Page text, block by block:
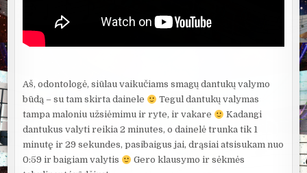
Aš, odontologė, siūlau vaikučiams smagų dantukų valymo
būdą – su tam skirta dainele
Tegul dantukų valymas
tampa maloniu užsiėmimu ir ryte, ir vakare
Kadangi
dantukus valyti reikia 2 minutes, o dainelė trunka tik 1
minutę ir 29 sekundes, pasibaigus jai, drąsiai atsisukam nuo
0:59 ir baigiam valytis
Gero klausymo ir sėkmės